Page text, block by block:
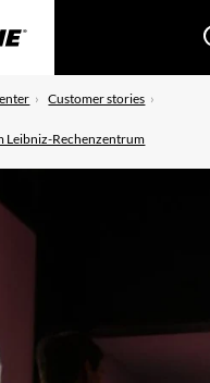
Customer stories
Leibniz-Rechenzentrum